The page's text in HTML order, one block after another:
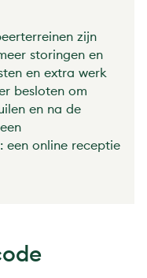
zijn
storingen en
en extra werk
besloten om
en na de
een online receptie